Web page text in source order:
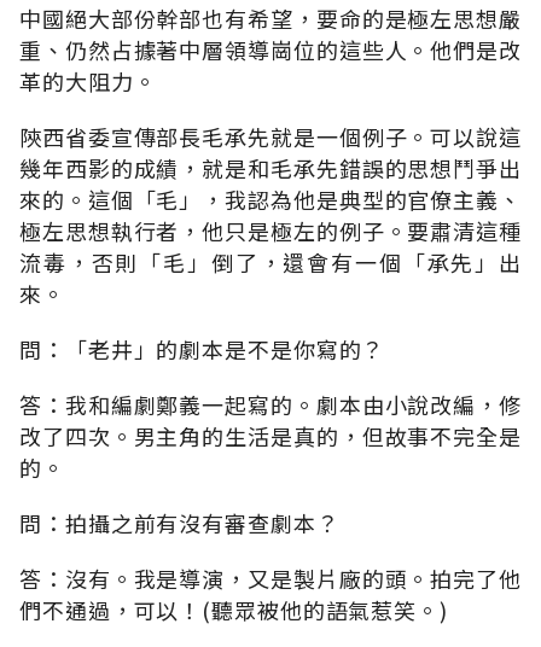
中國絕大部份幹部也有希望，要命的是極左思想嚴
重、仍然占據著中層領導崗位的這些人。他們是改
革的大阻力。
陝西省委宣傳部長毛承先就是一個例子。可以說這
幾年西影的成績，就是和毛承先錯誤的思想鬥爭出
來的。這個「毛」，我認為他是典型的官僚主義、
極左思想執行者，他只是極左的例子。要肅清這種
流毒，否則「毛」倒了，還會有一個「承先」出
來。
問：「老井」的劇本是不是你寫的？
答：我和編劇鄭義一起寫的。劇本由小說改編，修
改了四次。男主角的生活是真的，但故事不完全是
的。
問：拍攝之前有沒有審查劇本？
答：沒有。我是導演，又是製片廠的頭。拍完了他
們不通過，可以！(聽眾被他的語氣惹笑。)